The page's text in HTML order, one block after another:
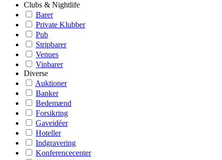
Clubs & Nightlife
Barer
Private Klubber
Pub
Stripbarer
Venues
Vinbarer
Diverse
Auktioner
Banker
Bedemænd
Forsikring
Gaveidéer
Hoteller
Indgravering
Konferencecenter